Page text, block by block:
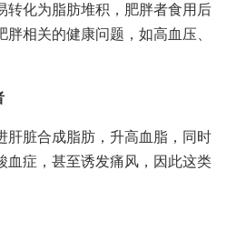
转化为脂肪堆积，肥胖者食用后
相关的健康问题，如高血压、
肝脏合成脂肪，升高血脂，同时
血症，甚至诱发痛风，因此这类